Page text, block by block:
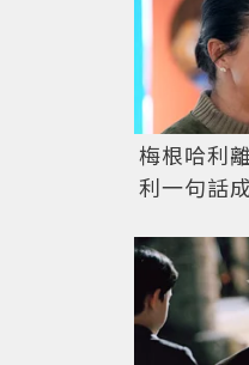
梅根哈利
利一句話